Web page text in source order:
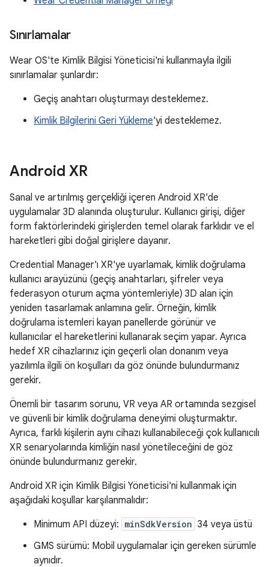
Sınırlamalar
Wear OS'te Kimlik Bilgisi Yöneticisi'ni kullanmayla ilgili
sınırlamalar şunlardır:
Geçiş anahtarı oluşturmayı desteklemez.
Kimlik Bilgilerini Geri Yükleme'yi desteklemez.
Android XR
Sanal ve artırılmış gerçekliği içeren Android XR'de
uygulamalar 3D alanında oluşturulur. Kullanıcı girişi, diğer
form faktörlerindeki girişlerden temel olarak farklıdır ve el
hareketleri gibi doğal girişlere dayanır.
Credential Manager'ı XR'ye uyarlamak, kimlik doğrulama
kullanıcı arayüzünü (geçiş anahtarları, şifreler veya
federasyon oturum açma yöntemleriyle) 3D alan için
yeniden tasarlamak anlamına gelir. Örneğin, kimlik
doğrulama istemleri kayan panellerde görünür ve
kullanıcılar el hareketlerini kullanarak seçim yapar. Ayrıca
hedef XR cihazlarınız için geçerli olan donanım veya
yazılımla ilgili ön koşulları da göz önünde bulundurmanız
gerekir.
Önemli bir tasarım sorunu, VR veya AR ortamında sezgisel
ve güvenli bir kimlik doğrulama deneyimi oluşturmaktır.
Ayrıca, farklı kişilerin aynı cihazı kullanabileceği çok kullanıcılı
XR senaryolarında kimliğin nasıl yönetileceğini de göz
önünde bulundurmanız gerekir.
Android XR için Kimlik Bilgisi Yöneticisi'ni kullanmak için
aşağıdaki koşullar karşılanmalıdır:
Minimum API düzeyi: minSdkVersion 34 veya üstü
GMS sürümü: Mobil uygulamalar için gereken sürümle
aynıdır.